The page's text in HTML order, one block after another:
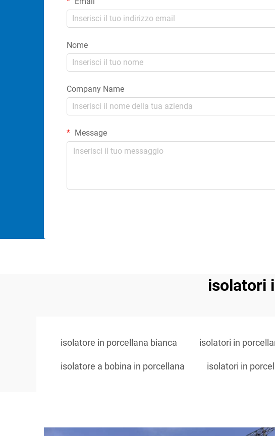
Nome
Company Name
Message
isolatori
isolatore in porcellana bianca isolatori in
isolatore a bobina in porcellana isolatori in